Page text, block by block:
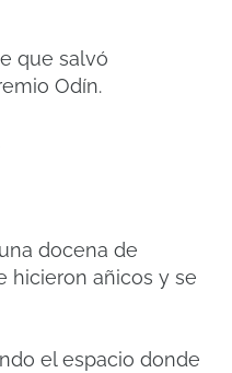
que salvó
Odín.
docena de
hicieron añicos y se
el espacio donde